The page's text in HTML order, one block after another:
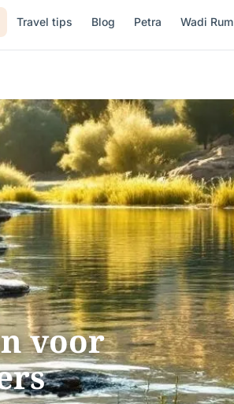
Travel tips Blog Petra Wadi Rum
voor